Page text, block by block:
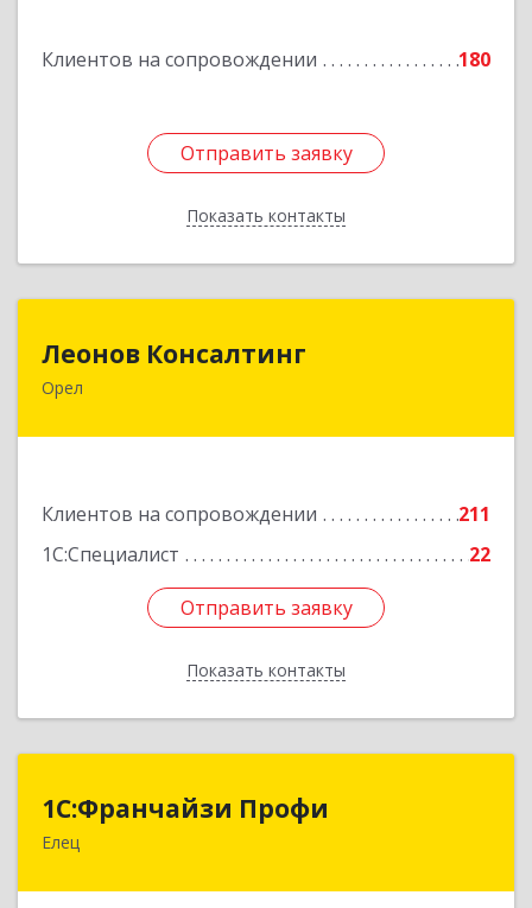
Клиентов на сопровождении 180
Отправить заявку
Показать контакты
Отправить заявку
Назад
Леонов Консалтинг
Орел
Клиентов на сопровождении
211
1С:Специалист
22
Отправить заявку
Показать контакты
302030, Орловская обл, Орловский р-н, Орел г,
Отправить заявку
Назад
1С:Франчайзи Профи
Елец
1С:Франчайзи Профи